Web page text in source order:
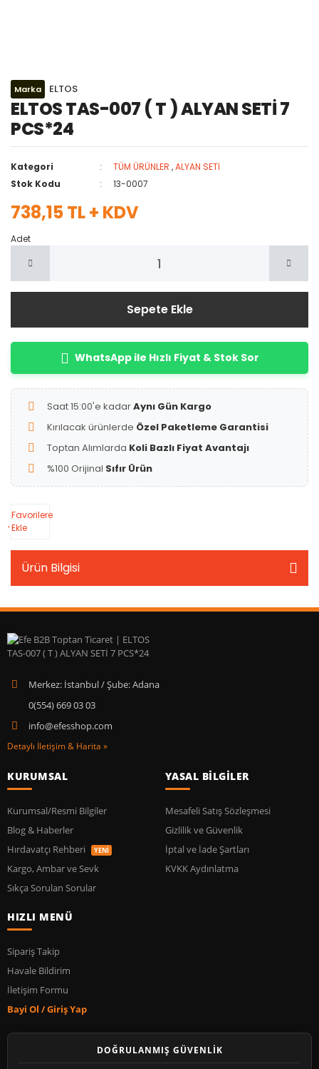
Marka ELTOS
ELTOS TAS-007 ( T ) ALYAN SETİ 7
PCS*24
Kategori TÜM ÜRÜNLER ,ALYAN SETİ
Stok Kodu
13-0007
738,15 TL + KDV
Adet
Sepete Ekle
WhatsApp ile Hızlı Fiyat & Stok Sor
Saat 15:00'e kadarAynı Gün Kargo
Kırılacak ürünlerde Özel Paketleme Garantisi
Toptan Alımlarda Koli Bazlı Fiyat Avantajı
%100 Orijinal Sıfır Ürün
Favorilere
Ekle
Ürün Bilgisi
Merkez: İstanbul / Şube: Adana
0(554) 669 03 03
info@efesshop.com
Detaylı İletişim & Harita »
KURUMSAL
Kurumsal/Resmi Bilgiler
Blog & Haberler
Hırdavatçı Rehberi
YENİ
Kargo, Ambar ve Sevk
Sıkça Sorulan Sorular
YASAL BİLGİLER
Mesafeli Satış Sözleşmesi
Gizlilik ve Güvenlik
İptal ve İade Şartları
KVKK Aydınlatma
HIZLI MENÜ
Sipariş Takip
Havale Bildirim
İletişim Formu
Bayi Ol / Giriş Yap
DOĞRULANMIŞ GÜVENLİK